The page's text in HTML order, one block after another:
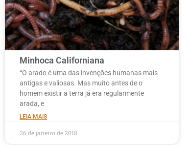
Minhoca Californiana
“O arado é uma das invenções humanas mais
antigas e valiosas. Mas muito antes de o
homem existir a terra já era regularmente
arada, e
LEIA MAIS
26 de janeiro de 2018